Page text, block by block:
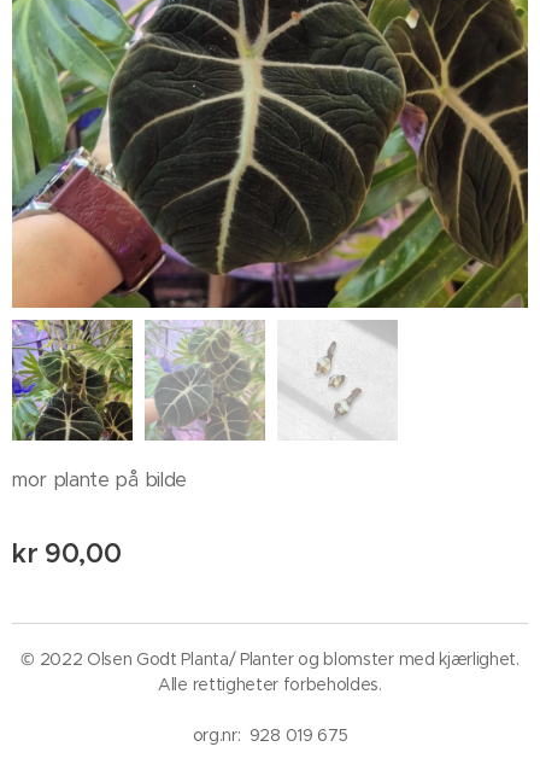
mor plante på bilde
kr 90,00
© 2022 Olsen Godt Planta/ Planter og blomster med kjærlighet.
Alle rettigheter forbeholdes.
org.nr: 928 019 675